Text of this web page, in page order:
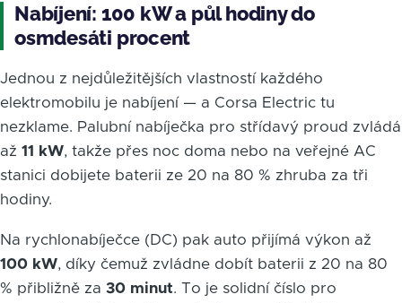
Nabíjení: 100 kW a půl hodiny do
osmdesáti procent
Jednou z nejdůležitějších vlastností každého
elektromobilu je nabíjení — a Corsa Electric tu
nezklame. Palubní nabíječka pro střídavý proud zvládá
až 11 kW, takže přes noc doma nebo na veřejné AC
stanici dobijete baterii ze 20 na 80 % zhruba za tři
hodiny.
Na rychlonabíječce (DC) pak auto přijímá výkon až
100 kW, díky čemuž zvládne dobít baterii z 20 na 80
% přibližně za 30 minut. To je solidní číslo pro